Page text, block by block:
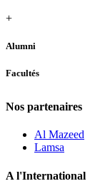
+
Alumni
Facultés
Nos partenaires
Al Mazeed
Lamsa
A l'International